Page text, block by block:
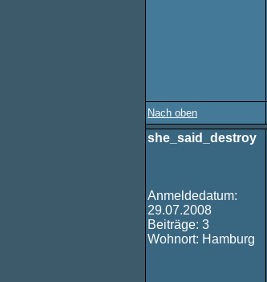
Nach oben
she_said_destroy
Anmeldedatum:
29.07.2008
Beiträge: 3
Wohnort: Hamburg